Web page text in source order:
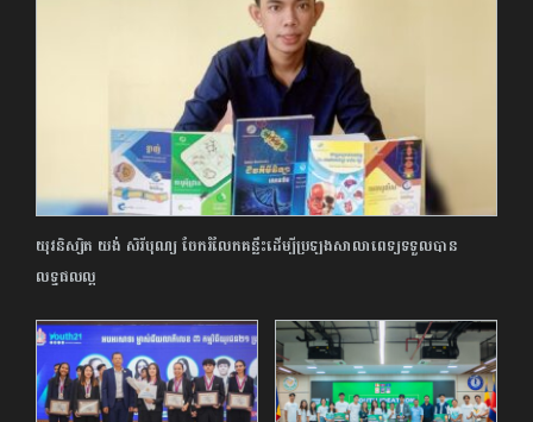
យុវនិស្សិត យង់ សិរីបុណ្យ ចែករំលែកគន្លឹះដើម្បីប្រឡងសាលាពេទ្យទទួលបាន
លទ្ធផលល្អ